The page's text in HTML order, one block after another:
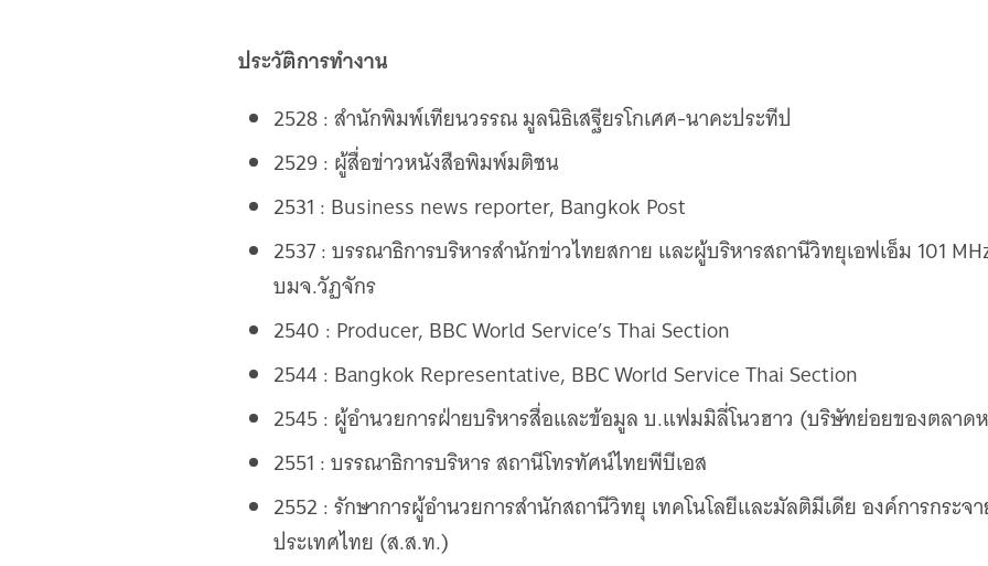
ประวัติการทำงาน
2528 : สํานักพิมพ์เทียนวรรณ มูลนิธิเสฐียรโกเศศ-นาคะประทีป
2529 : ผู้สื่อข่าวหนังสือพิมพ์มติชน
2531 : Business news reporter, Bangkok Post
2537 : บรรณาธิการบริหารสํานักข่าวไทยสกาย และผู้บริหารสถานีวิทยุเอฟเอ็ม 101
บมจ.วัฏจักร
2540 : Producer, BBC World Service’s Thai Section
2544 : Bangkok Representative, BBC World Service Thai Section
2545 : ผู้อํานวยการฝ่ายบริหารสื่อและข้อมูล บ.แฟมมิลี่โนวฮาว (บริษัทย่อยของตลาด
2551 : บรรณาธิการบริหาร สถานีโทรทัศน์ไทยพีบีเอส
2552 : รักษาการผู้อํานวยการสํานักสถานีวิทยุ เทคโนโลยีและมัลติมีเดีย องค์การกระ
ประเทศไทย (ส.ส.ท.)